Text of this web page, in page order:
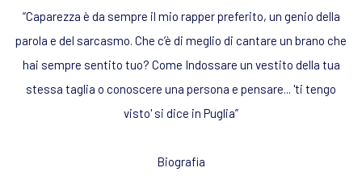
“Caparezza è da sempre il mio rapper preferito, un genio della
parola e del sarcasmo. Che c’è di meglio di cantare un brano che
hai sempre sentito tuo? Come Indossare un vestito della tua
stessa taglia o conoscere una persona e pensare... 'ti tengo
visto' si dice in Puglia”
Biografia